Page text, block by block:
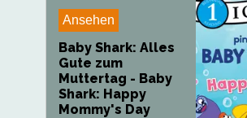
Ansehen
Baby Shark: Alles
Gute zum
Muttertag - Baby
Shark: Happy
Mommy's Day